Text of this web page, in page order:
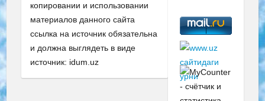
копировании и использовании
материалов данного сайта
ссылка на источник обязательна
и должна выглядеть в виде
источник: idum.uz